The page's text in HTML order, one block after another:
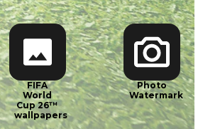
FIFA
World
Cup 26™
wallpapers
Photo
Watermark